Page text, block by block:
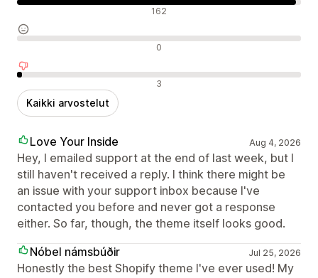
Positiiviset arvostelut 162
Neutraalit arvostelut 0
Negatiiviset arvostelut 3
Kaikki arvostelut
Love Your Inside Aug 4, 2026
Hey, I emailed support at the end of last week, but I
still haven't received a reply. I think there might be
an issue with your support inbox because I've
contacted you before and never got a response
either. So far, though, the theme itself looks good.
Nóbel námsbúðir
Jul 25, 2026
Honestly the best Shopify theme I've ever used! My